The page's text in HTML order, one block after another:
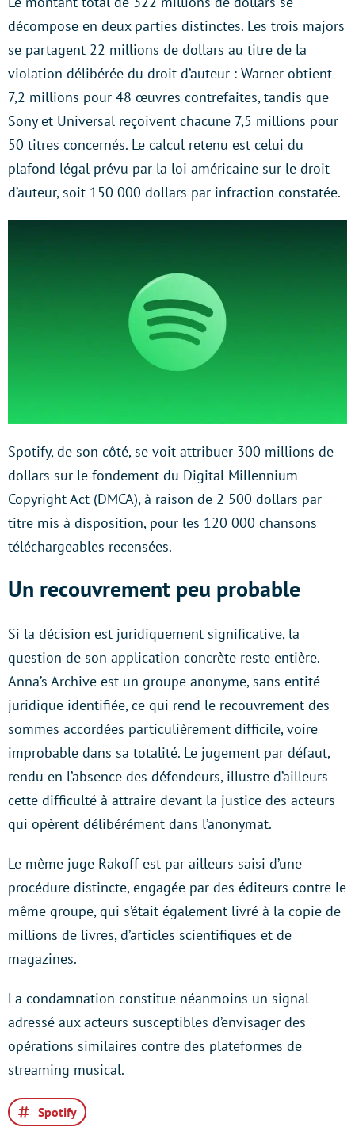
décompose en deux parties distinctes. Les trois majors
se partagent 22 millions de dollars au titre de la
violation délibérée du droit d’auteur : Warner obtient
7,2 millions pour 48 œuvres contrefaites, tandis que
Sony et Universal reçoivent chacune 7,5 millions pour
50 titres concernés. Le calcul retenu est celui du
plafond légal prévu par la loi américaine sur le droit
d’auteur, soit 150 000 dollars par infraction constatée.
Spotify, de son côté, se voit attribuer 300 millions de
dollars sur le fondement du Digital Millennium
Copyright Act (DMCA), à raison de 2 500 dollars par
titre mis à disposition, pour les 120 000 chansons
téléchargeables recensées.
Un recouvrement peu probable
Si la décision est juridiquement significative, la
question de son application concrète reste entière.
Anna’s Archive est un groupe anonyme, sans entité
juridique identifiée, ce qui rend le recouvrement des
sommes accordées particulièrement difficile, voire
improbable dans sa totalité. Le jugement par défaut,
rendu en l’absence des défendeurs, illustre d’ailleurs
cette difficulté à attraire devant la justice des acteurs
qui opèrent délibérément dans l’anonymat.
Le même juge Rakoff est par ailleurs saisi d’une
procédure distincte, engagée par des éditeurs contre le
même groupe, qui s’était également livré à la copie de
millions de livres, d’articles scientifiques et de
magazines.
La condamnation constitue néanmoins un signal
adressé aux acteurs susceptibles d’envisager des
opérations similaires contre des plateformes de
streaming musical.
Spotify